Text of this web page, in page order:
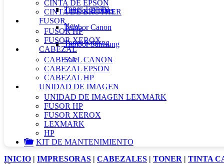
Toner Toshiba
New
Toner Samsng
Sale
Tambor Brother
Tambor Canon
Tambor Samsung
CINTA DE EPSON
CINTA DE BROTHER
FUSOR
FUSOR HP
FUSOR XEROX
CABEZAL
CABEZAL CANON
CABEZAL EPSON
CABEZAL HP
UNIDAD DE IMAGEN
UNIDAD DE IMAGEN LEXMARK
FUSOR HP
FUSOR XEROX
LEXMARK
HP
KIT DE MANTENIMIENTO
INICIO | IMPRESORAS | CABEZALES | TONER | TINTA